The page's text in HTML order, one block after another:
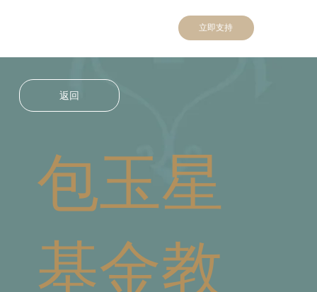
立即支持
包玉星
基金教
返回